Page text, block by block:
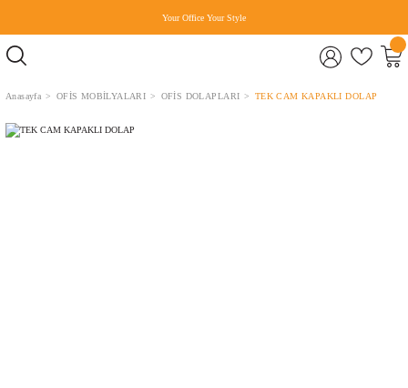
Your Office Your Style
Anasayfa OFİS MOBİLYALARI OFİS DOLAPLARI TEK CAM KAPAKLI DOLAP